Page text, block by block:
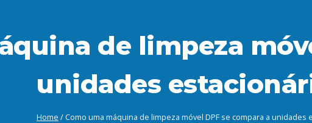
de limpeza
unidades
Home /Como uma máquina de limpeza móvel DPF se compara a unidades